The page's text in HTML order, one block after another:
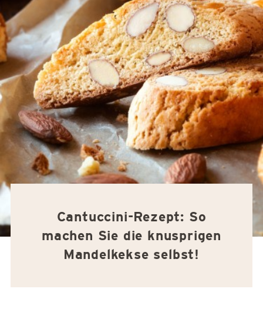
Cantuccini-Rezept: So
machen Sie die knusprigen
Mandelkekse selbst!